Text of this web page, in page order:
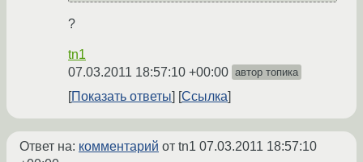
?
tn1
07.03.2011 18:57:10 +00:00 автор топика
Показать ответы Ссылка
Ответ на: комментарий от tn1 07.03.2011 18:57:10